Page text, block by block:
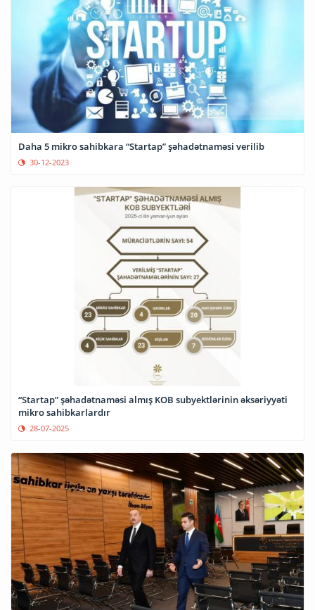
Daha 5 mikro sahibkara “Startap” şəhadətnaməsi verilib
30-12-2023
“Startap” şəhadətnaməsi almış KOB subyektlərinin əksəriyyəti
mikro sahibkarlardır
28-07-2025